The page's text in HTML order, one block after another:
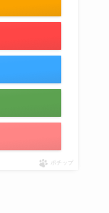
ポチップ